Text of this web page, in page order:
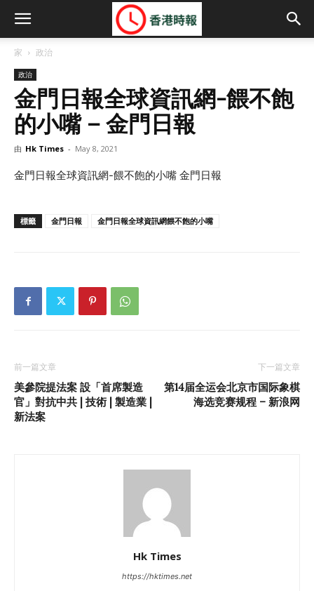
家 政治
政治
金門日報全球資訊網-餵不飽
的小嘴 – 金門日報
由 Hk Times - May 8, 2021
金門日報全球資訊網-餵不飽的小嘴 金門日報
標籤 金門日報 金門日報全球資訊網餵不飽的小嘴
前一篇文章
美參院提法案 設「首席製造
官」對抗中共 | 技術 | 製造業 |
新法案
下一篇文章
第14届全运会北京市国际象棋
海选竞赛规程 – 新浪网
Hk Times
https://hktimes.net